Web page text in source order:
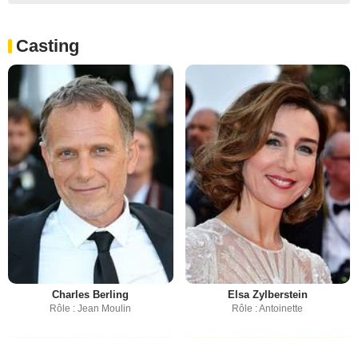
Casting
Charles Berling
Rôle : Jean Moulin
Elsa Zylberstein
Rôle : Antoinette